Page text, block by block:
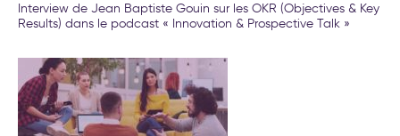
Interview de Jean Baptiste Gouin sur les OKR (Objectives & Key
Results) dans le podcast « Innovation & Prospective Talk »